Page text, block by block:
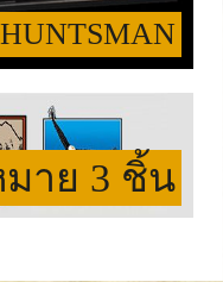
มาย 3 ชิ้น